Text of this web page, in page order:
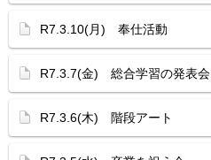
R7.3.10(月) 奉仕活動
R7.3.7(金) 総合学習の発表会
R7.3.6(木) 階段アート